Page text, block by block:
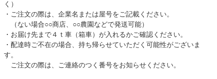
く）
・ご注文の際は、企業名または屋号をご記載ください。
（ない場合○○商店、○○農園などで発送可能）
・お届け先まで４ｔ車（箱車）が入れるかご確認ください。
・配達時ご不在の場合、持ち帰らせていただく可能性がございま
す。
ご注文の際は、ご連絡のつく番号をお知らせください。